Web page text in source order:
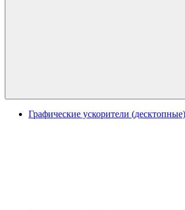
Графические ускорители